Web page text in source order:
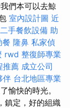
們本可以去鯨
室內設計圖 近
二手餐飲設備 助
餐 隆鼻 私家偵
rwd 整復師專業
推薦 成立公司
伴 台北地區專業
愉快的時光。
鎮定，好的組織